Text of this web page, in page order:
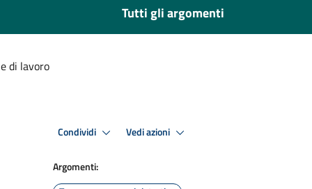
Tutti gli argomenti
di lavoro
Condividi Vedi azioni
Argomenti: